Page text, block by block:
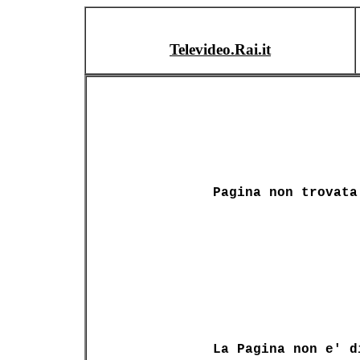
Televideo.Rai.it
Pagina non trovata
La Pagina non e'